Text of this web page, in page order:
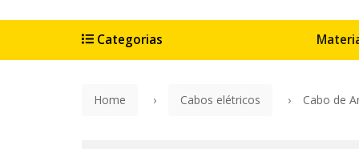
Categorias
Home Cabos elétricos Cabo de